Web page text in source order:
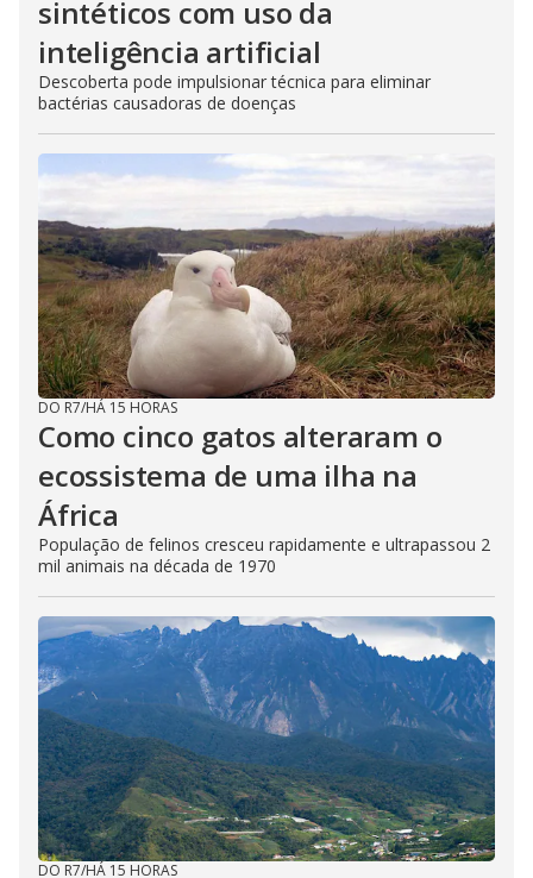
sintéticos com uso da
inteligência artificial
Descoberta pode impulsionar técnica para eliminar
bactérias causadoras de doenças
DO R7/HÁ 15 HORAS
Como cinco gatos alteraram o
ecossistema de uma ilha na
África
População de felinos cresceu rapidamente e ultrapassou 2
mil animais na década de 1970
DO R7/HÁ 15 HORAS